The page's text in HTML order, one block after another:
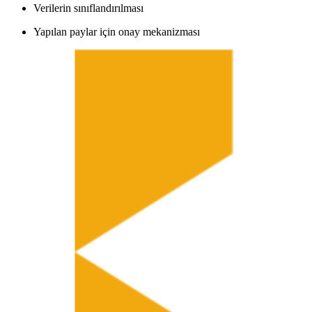
Verilerin sınıflandırılması
Yapılan paylar için onay mekanizması